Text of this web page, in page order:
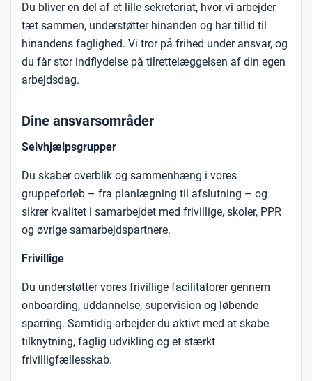
Du bliver en del af et lille sekretariat, hvor vi arbejder
tæt sammen, understøtter hinanden og har tillid til
hinandens faglighed. Vi tror på frihed under ansvar, og
du får stor indflydelse på tilrettelæggelsen af din egen
arbejdsdag.
Dine ansvarsområder
Selvhjælpsgrupper
Du skaber overblik og sammenhæng i vores
gruppeforløb – fra planlægning til afslutning – og
sikrer kvalitet i samarbejdet med frivillige, skoler, PPR
og øvrige samarbejdspartnere.
Frivillige
Du understøtter vores frivillige facilitatorer gennem
onboarding, uddannelse, supervision og løbende
sparring. Samtidig arbejder du aktivt med at skabe
tilknytning, faglig udvikling og et stærkt
frivilligfællesskab.